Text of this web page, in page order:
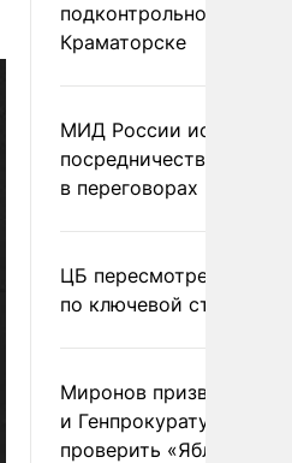
подконтрольном Киеву
Краматорске
МИД России исключил
посредничество
в переговорах по
ЦБ пересмотрел
по ключевой ставке
Миронов призвал
и Генпрокуратуру
проверить «Яблоко»